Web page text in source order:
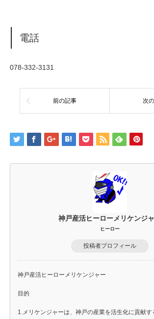
電話
078-332-3131
前の記事 次
神戸産活ヒーローメリケンジ
ヒーロー
投稿者プロフィール
神戸産活ヒーローメリケンジャー
目的
1.メリケンジャーは、神戸の産業を活生化に貢献す